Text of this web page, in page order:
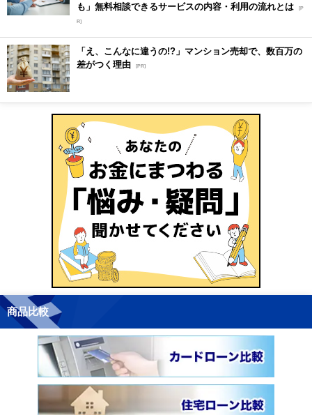
も」無料相談できるサービスの内容・利用の流れとは [P
R]
「え、こんなに違うの!?」マンション売却で、数百万の
差がつく理由 [PR]
商品比較